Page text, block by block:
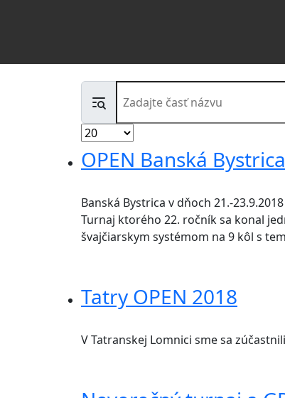
Zadajte časť názvu
Zobrazené položky
OPEN Banská
Banská Bystrica v dňoch 21.-
Turnaj ktorého 22. ročník sa konal
švajčiarskym systémom na 9 kôl s
Tatry OPEN 2018
V Tatranskej Lomnici sme sa